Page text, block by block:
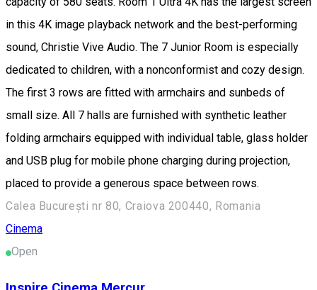
in this 4K image playback network and the best-performing
sound, Christie Vive Audio. The 7 Junior Room is especially
dedicated to children, with a nonconformist and cozy design.
The first 3 rows are fitted with armchairs and sunbeds of
small size. All 7 halls are furnished with synthetic leather
folding armchairs equipped with individual table, glass holder
and USB plug for mobile phone charging during projection,
placed to provide a generous space between rows.
Calea București nr 80, Craiova 200440, Romania
Cinema
Open